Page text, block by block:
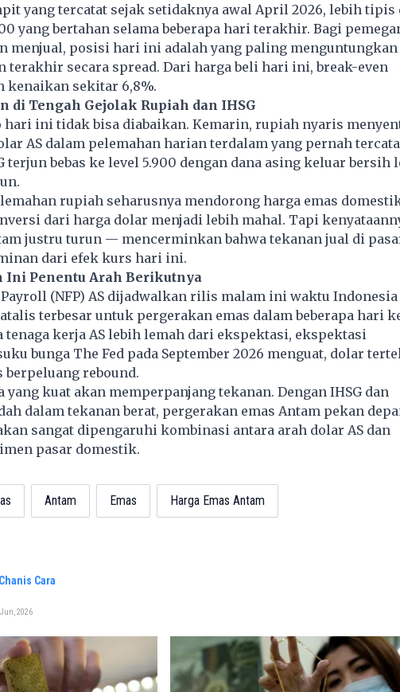
yang tercatat sejak setidaknya awal April 2026, lebih tipis
yang bertahan selama beberapa hari terakhir. Bagi
menjual, posisi hari ini adalah yang paling menguntungkan
terakhir secara spread. Dari harga beli hari ini, break-even
kenaikan sekitar 6,8%.
di Tengah Gejolak Rupiah dan IHSG
ini tidak bisa diabaikan. Kemarin, rupiah nyaris
AS dalam pelemahan harian terdalam yang pernah
terjun bebas ke level 5.900 dengan dana asing keluar bersih
rupiah seharusnya mendorong harga emas
dari harga dolar menjadi lebih mahal. Tapi
justru turun — mencerminkan bahwa tekanan jual di
dari efek kurs hari ini.
Ini Penentu Arah Berikutnya
Payroll (NFP) AS dijadwalkan rilis malam ini waktu Indonesia
terbesar untuk pergerakan emas dalam beberapa hari
tenaga kerja AS lebih lemah dari ekspektasi, ekspektasi
bunga The Fed pada September 2026 menguat, dolar
berpeluang rebound.
yang kuat akan memperpanjang tekanan. Dengan IHSG dan
dalam tekanan berat, pergerakan emas Antam pekan
sangat dipengaruhi kombinasi antara arah dolar AS dan
pasar domestik.
Antam Emas Harga Emas Antam
Cara
2026